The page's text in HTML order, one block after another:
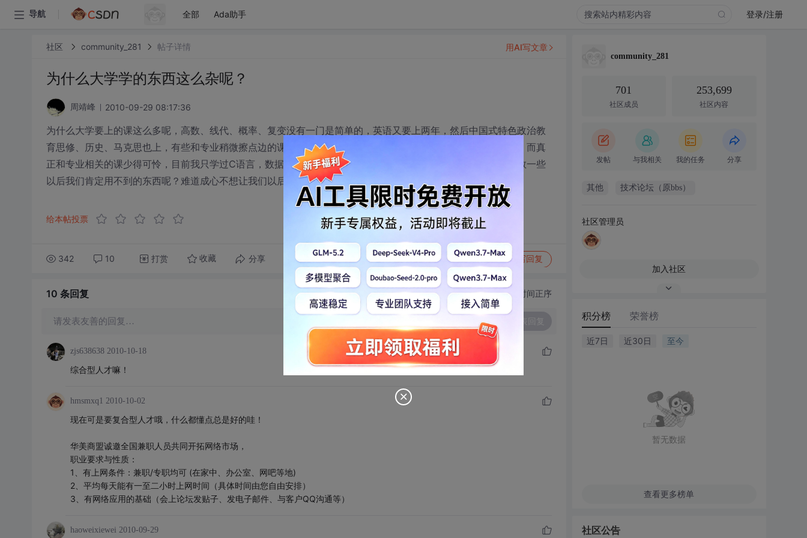
导航 全部 Ada助手 登录/注册
社区 community_281 帖子详情
为什么大学学的东西这么杂呢？
周靖峰 2010-09-29 08:17:36
为什么大学要上的课这么多呢，高数、线代、概率、复变没有一门是简单的，英语又要上两年，然后中国式特色政治教
育思修、历史、马克思也上，有些和专业稍微擦点边的课居然也上了，像工程制图，物理，物理实验，电工电子，而真
正和专业相关的课少得可怜，目前我只学过C语言，数据结构，Java，真不知道学校到底在搞什么，为什么要光教一些
以后我们肯定用不到的东西呢？难道成心不想让我们以后毕业找到工作？
给本帖投票
342 10 打赏 收藏 分享 转发到动态 举报 写回复
用AI写文章
10 条回复 切换为时间正序
请发表友善的回复…
zjs638638 2010-10-18
综合型人才嘛！
hmsmxq1 2010-10-02
现在可是要复合型人才哦，什么都懂点总是好的哇！
华美商盟诚邀全国兼职人员共同开拓网络市场，
职业要求与性质：
1、有上网条件：兼职/专职均可 (在家中、办公室、网吧等地)
2、平均每天能有一至二小时上网时间（具体时间由您自由安排）
3、有网络应用的基础（会上论坛发贴子、发电子邮件、与客户QQ沟通等）
haoweixiewei 2010-09-29
community_281
701
社区成员
253,699
社区内容
发帖 与我相关 我的任务 分享
其他 技术论坛（原bbs）
社区管理员
加入社区
积分榜 荣誉榜
近7日 近30日 至今
暂无数据
查看更多榜单
社区公告